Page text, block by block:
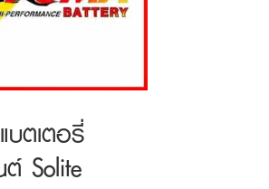
บตเตอรี่
Solite